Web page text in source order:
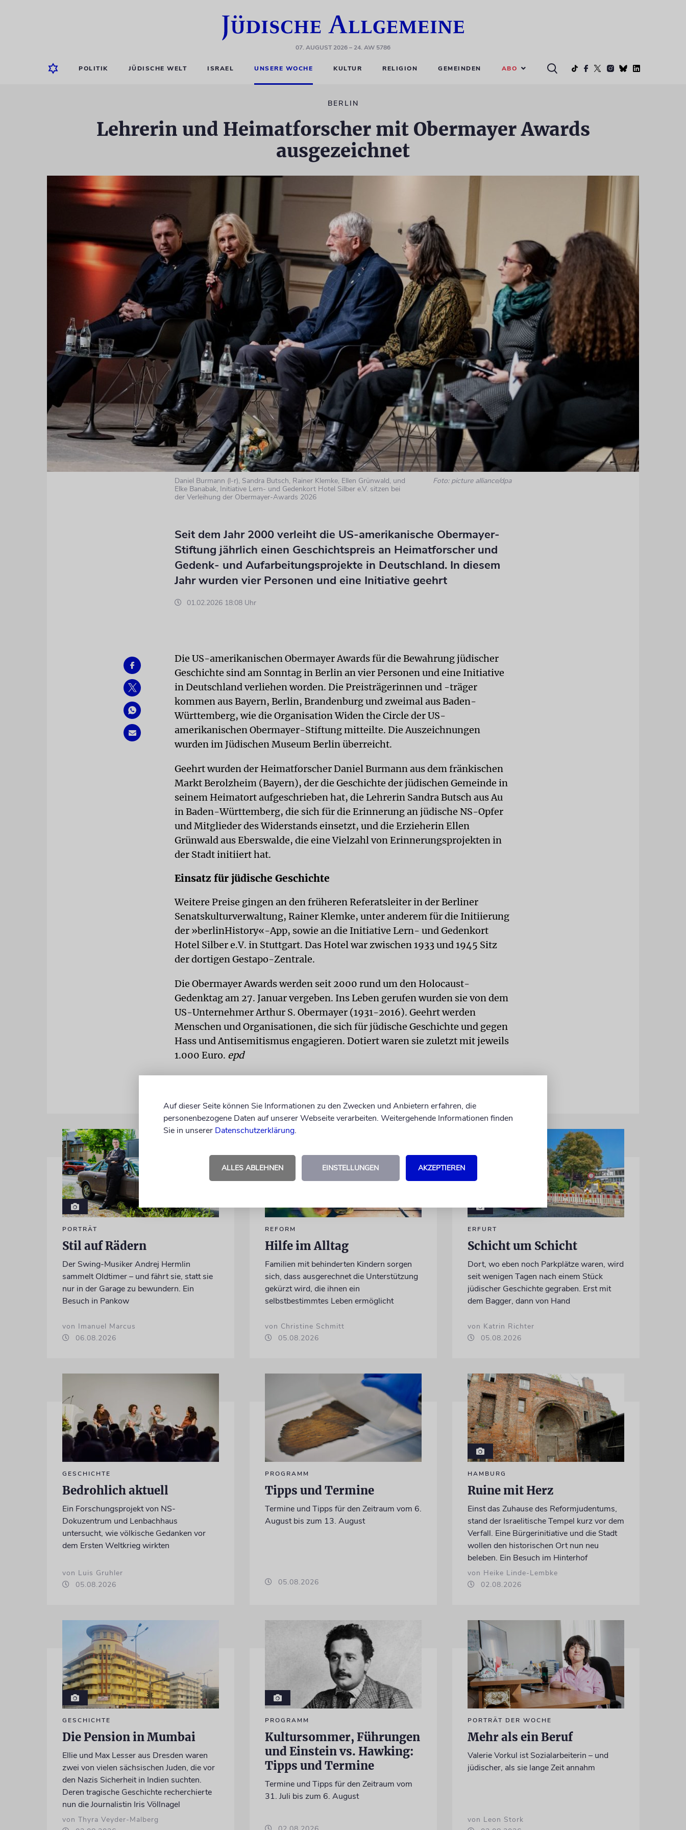
07. AUGUST 2026– 24. AW 5786
POLITIK JÜDISCHE WELT ISRAEL UNSERE WOCHE KULTUR RELIGION GEMEINDEN ABO
BERLIN
Lehrerin und Heimatforscher mit Obermayer Awards
ausgezeichnet
Daniel Burmann (l-r), Sandra Butsch, Rainer Klemke, Ellen Grünwald, und
Elke Banabak, Initiative Lern- und Gedenkort Hotel Silber e.V. sitzen bei
der Verleihung der Obermayer-Awards 2026
Foto: picture alliance/dpa
Seit dem Jahr 2000 verleiht die US-amerikanische Obermayer-
Stiftung jährlich einen Geschichtspreis an Heimatforscher und
Gedenk- und Aufarbeitungsprojekte in Deutschland. In diesem
Jahr wurden vier Personen und eine Initiative geehrt
01.02.2026 18:08 Uhr
Die US-amerikanischen Obermayer Awards für die Bewahrung jüdischer
Geschichte sind am Sonntag in Berlin an vier Personen und eine Initiative
in Deutschland verliehen worden. Die Preisträgerinnen und -träger
kommen aus Bayern, Berlin, Brandenburg und zweimal aus Baden-
Württemberg, wie die Organisation Widen the Circle der US-
amerikanischen Obermayer-Stiftung mitteilte. Die Auszeichnungen
wurden im Jüdischen Museum Berlin überreicht.
Geehrt wurden der Heimatforscher Daniel Burmann aus dem fränkischen
Markt Berolzheim (Bayern), der die Geschichte der jüdischen Gemeinde in
seinem Heimatort aufgeschrieben hat, die Lehrerin Sandra Butsch aus Au
in Baden-Württemberg, die sich für die Erinnerung an jüdische NS-Opfer
und Mitglieder des Widerstands einsetzt, und die Erzieherin Ellen
Grünwald aus Eberswalde, die eine Vielzahl von Erinnerungsprojekten in
der Stadt initiiert hat.
Einsatz für jüdische Geschichte
Weitere Preise gingen an den früheren Referatsleiter in der Berliner
Senatskulturverwaltung, Rainer Klemke, unter anderem für die Initiierung
der »berlinHistory«-App, sowie an die Initiative Lern- und Gedenkort
Hotel Silber e.V. in Stuttgart. Das Hotel war zwischen 1933 und 1945 Sitz
der dortigen Gestapo-Zentrale.
Die Obermayer Awards werden seit 2000 rund um den Holocaust-
Gedenktag am 27. Januar vergeben. Ins Leben gerufen wurden sie von dem
US-Unternehmer Arthur S. Obermayer (1931-2016). Geehrt werden
Menschen und Organisationen, die sich für jüdische Geschichte und gegen
Hass und Antisemitismus engagieren. Dotiert waren sie zuletzt mit jeweils
1.000 Euro. epd
PORTRÄT
Stil auf Rädern
Der Swing-Musiker Andrej Hermlin
sammelt Oldtimer – und fährt sie, statt sie
nur in der Garage zu bewundern. Ein
Besuch in Pankow
von Imanuel Marcus
06.08.2026
REFORM
Hilfe im Alltag
Familien mit behinderten Kindern sorgen
sich, dass ausgerechnet die Unterstützung
gekürzt wird, die ihnen ein
selbstbestimmtes Leben ermöglicht
von Christine Schmitt
05.08.2026
ERFURT
Schicht um Schicht
Dort, wo eben noch Parkplätze waren, wird
seit wenigen Tagen nach einem Stück
jüdischer Geschichte gegraben. Erst mit
dem Bagger, dann von Hand
von Katrin Richter
05.08.2026
GESCHICHTE
Bedrohlich aktuell
Ein Forschungsprojekt von NS-
Dokuzentrum und Lenbachhaus
untersucht, wie völkische Gedanken vor
dem Ersten Weltkrieg wirkten
von Luis Gruhler
05.08.2026
PROGRAMM
Tipps und Termine
Termine und Tipps für den Zeitraum vom 6.
August bis zum 13. August
05.08.2026
HAMBURG
Ruine mit Herz
Einst das Zuhause des Reformjudentums,
stand der Israelitische Tempel kurz vor dem
Verfall. Eine Bürgerinitiative und die Stadt
wollen den historischen Ort nun neu
beleben. Ein Besuch im Hinterhof
von Heike Linde-Lembke
02.08.2026
GESCHICHTE
Die Pension in Mumbai
Ellie und Max Lesser aus Dresden waren
zwei von vielen sächsischen Juden, die vor
den Nazis Sicherheit in Indien suchten.
Deren tragische Geschichte recherchierte
nun die Journalistin Iris Völlnagel
von Thyra Veyder-Malberg
PROGRAMM
Kultursommer, Führungen
und Einstein vs. Hawking:
Tipps und Termine
Termine und Tipps für den Zeitraum vom
31. Juli bis zum 6. August
PORTRÄT DER WOCHE
Mehr als ein Beruf
Valerie Vorkul ist Sozialarbeiterin – und
jüdischer, als sie lange Zeit annahm
von Leon Stork
Auf dieser Seite können Sie Informationen zu den Zwecken und Anbietern erfahren, die
personenbezogene Daten auf unserer Webseite verarbeiten. Weitergehende Informationen finden
Sie in unserer Datenschutzerklärung.
ALLES ABLEHNEN EINSTELLUNGEN AKZEPTIEREN